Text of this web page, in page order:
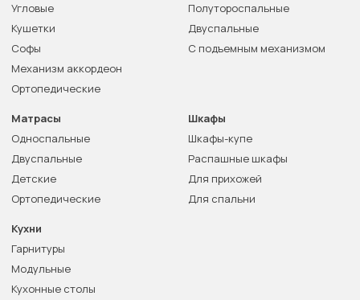
Угловые
Кушетки
Софы
Механизм аккордеон
Ортопедические
Полутороспальные
Двуспальные
С подъемным механизмом
Матрасы
Односпальные
Двуспальные
Детские
Ортопедические
Шкафы
Шкафы-купе
Распашные шкафы
Для прихожей
Для спальни
Кухни
Гарнитуры
Модульные
Кухонные столы